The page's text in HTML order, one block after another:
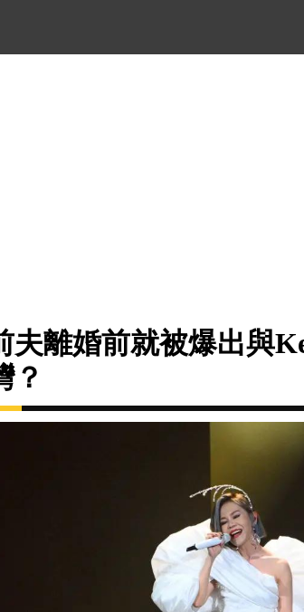
夫離婚前就被爆出與
？